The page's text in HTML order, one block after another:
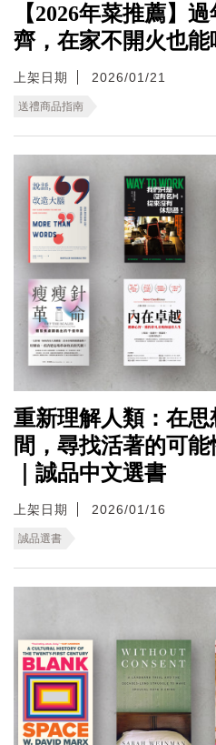
【2026年菜推薦】
齊，在家不開火也能
上架日期 2026/01/21
送禮商品指南
重新理解人類：在
間，尋找活著的可
｜誠品中文選書
上架日期 2026/01/16
誠品選書